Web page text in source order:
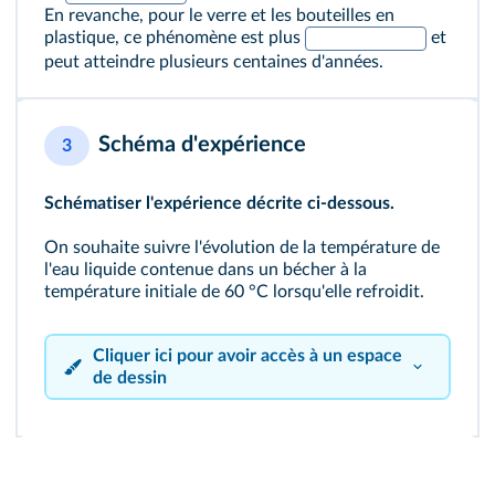
En revanche, pour le verre et les bouteilles en
plastique, ce phénomène est plus
et
peut atteindre plusieurs centaines d'années.
3 Schéma d'expérience
Schématiser l'expérience décrite ci-dessous.
On souhaite suivre l'évolution de la température de
l'eau liquide contenue dans un bécher à la
température initiale de 60 °C lorsqu'elle refroidit.
Cliquer ici pour avoir accès à un espace
de dessin